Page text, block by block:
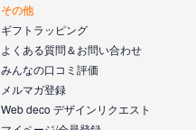
その他
ギフトラッピング
よくある質問＆お問い合わせ
みんなの口コミ評価
メルマガ登録
Web deco デザインリクエスト